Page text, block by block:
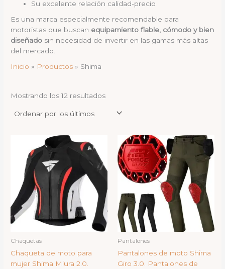
Su excelente relación calidad-precio
Es una marca especialmente recomendable para
motoristas que buscan equipamiento fiable, cómodo y bien
diseñado sin necesidad de invertir en las gamas más altas
del mercado.
Inicio
Productos Shima
Mostrando los 12 resultadosOrdenado
últimos
Chaquetas
Chaqueta de moto para
mujer Shima Miura 2.0.
Pantalones
Pantalones de moto Shima
Giro 3.0. Pantalones de